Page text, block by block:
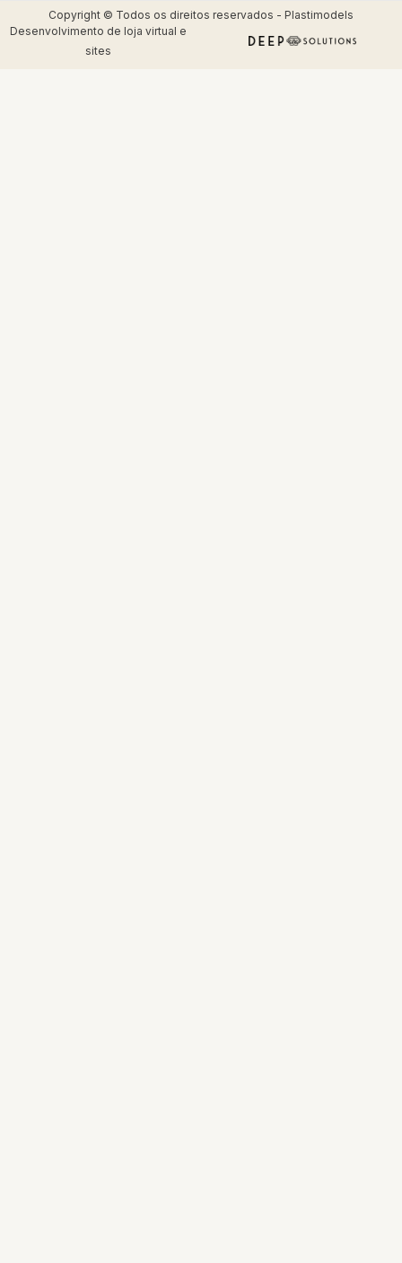
Copyright © Todos os direitos reservados - Plastimodels
Desenvolvimento de loja virtual e
sites